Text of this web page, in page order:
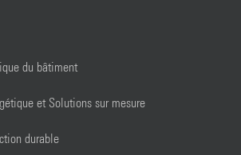
du bâtiment
et Solutions sur mesure
durable